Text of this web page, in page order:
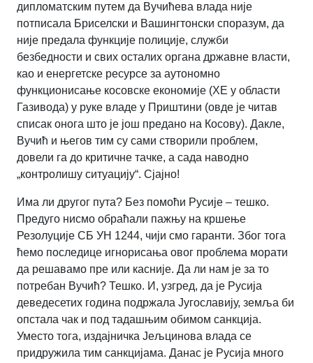
дипломатским путем да Вучићева влада није
потписала Бриселски и Вашингтонски споразум, да
није предала функције полиције, служби
безбедности и свих осталих органа државне власти,
као и енергетске ресурсе за аутономно
функционисање косовске економије (ХЕ у области
Газивода) у руке владе у Приштини (овде је читав
списак онога што је још предано на Косову). Дакле,
Вучић и његов тим су сами створили проблем,
довели га до критичне тачке, а сада наводно
„контролишу ситуацију“. Сјајно!
Има ли другог пута? Без помоћи Русије – тешко.
Предуго нисмо обраћали пажњу на кршење
Резолуције СБ УН 1244, чији смо гаранти. Због тога
ћемо последице игнорисања овог проблема морати
да решавамо пре или касније. Да ли нам је за то
потребан Вучић? Тешко. И, узгред, да је Русија
деведесетих година подржала Југославију, земља би
опстала чак и под тадашњим обимом санкција.
Уместо тога, издајничка Јељцинова влада се
придружила тим санкцијама. Данас је Русија много